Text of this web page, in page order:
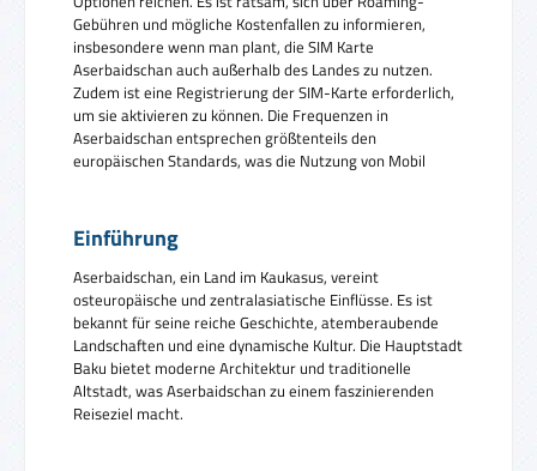
Gebühren und mögliche Kostenfallen zu informieren,
insbesondere wenn man plant, die SIM Karte
Aserbaidschan auch außerhalb des Landes zu nutzen.
Zudem ist eine Registrierung der SIM-Karte erforderlich,
um sie aktivieren zu können. Die Frequenzen in
Aserbaidschan entsprechen größtenteils den
europäischen Standards, was die Nutzung von Mobil
Einführung
Aserbaidschan, ein Land im Kaukasus, vereint
osteuropäische und zentralasiatische Einflüsse. Es ist
bekannt für seine reiche Geschichte, atemberaubende
Landschaften und eine dynamische Kultur. Die Hauptstadt
Baku bietet moderne Architektur und traditionelle
Altstadt, was Aserbaidschan zu einem faszinierenden
Reiseziel macht.